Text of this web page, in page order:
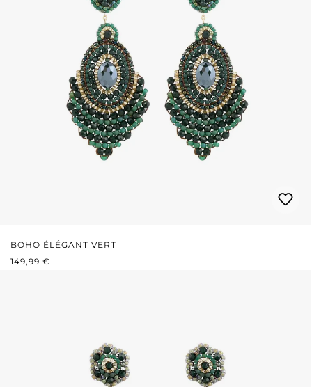
BOHO ÉLÉGANT VERT
PRIX RÉGULIER :
149,99 €